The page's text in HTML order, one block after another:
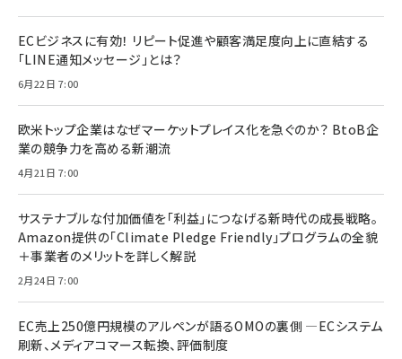
ECビジネスに有効！ リピート促進や顧客満足度向上に直結する
「LINE通知メッセージ」とは？
6月22日 7:00
欧米トップ企業はなぜマーケットプレイス化を急ぐのか？ BtoB企
業の競争力を高める新潮流
4月21日 7:00
サステナブルな付加価値を「利益」につなげる新時代の成長戦略。
Amazon提供の「Climate Pledge Friendly」プログラムの全貌
＋事業者のメリットを詳しく解説
2月24日 7:00
EC売上250億円規模のアルペンが語るOMOの裏側 ―ECシステム
刷新、メディアコマース転換、評価制度